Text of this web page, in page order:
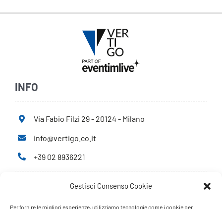
Gestisci Consenso Cookie
Per fornire le migliori esperienze, utilizziamo tecnologie come i cookie per
INFO
Via Fabio Filzi 29 - 20124 - Milano
info@vertigo.co.it
+39 02 8936221
Privacy Policy
Cookie Policy